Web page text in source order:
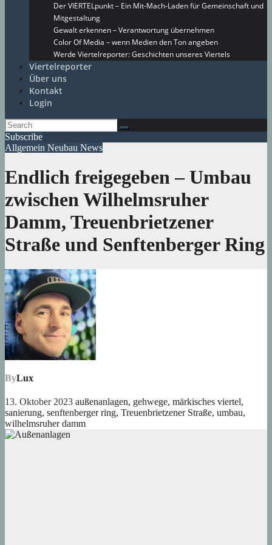
Der VIERTELpunkt – Ein Mit-Mach-Laden für Gemeinschaft und
Mitgestaltung
Gewalt erkennen – Verantwortung übernehmen
Color Of Media – wenn Medien den Ton angeben
Werde Viertelreporter: Geschichten unseres Viertels
Viertelreporter
Über uns
Kontakt
Login
Subscribe
Allgemein Neubau News
Endlich freigegeben – Umbau
zwischen Wilhelmsruher
Damm, Treuenbrietzener
Straße und Senftenberger Ring
ByLux
13. Oktober 2023 außenanlagen, gehwege, märkisches viertel,
sanierung, senftenberger ring, Treuenbrietzener Straße, umbau,
wilhelmsruher damm